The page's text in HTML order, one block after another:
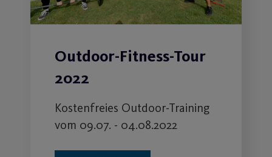
Outdoor-Fitness-Tour
2022
Kostenfreies Outdoor-Training
vom 09.07. - 04.08.2022